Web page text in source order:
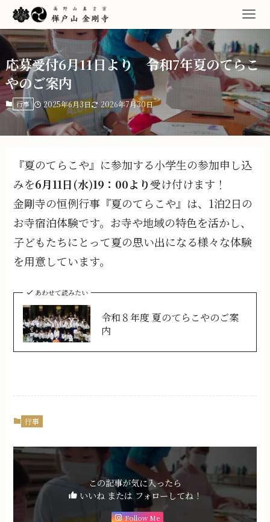
応募受付6月11日より 令和7年夏のてらこ
やのご案内
行事 2025年6月3日 2026年7月30日
『夏のてらこや』に参加する小学生の参加申し込
みを6月11日(水)19：00より受け付けます！
金剛寺の恒例行事『夏のてらこや』は、1泊2日の
お寺宿泊体験です。お寺や地域の特色を活かし、
子どもたちにとって夏の思い出になる様々な体験
を用意しています。
あわせて読みたい
令和８年度 夏のてらこやのご案
内
行事
この記事が気に入ったら
いいね または フォローしてね！
Follow Me